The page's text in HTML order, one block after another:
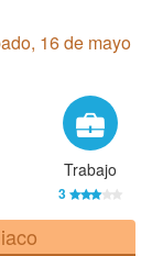
16 de mayo
Trabajo
3